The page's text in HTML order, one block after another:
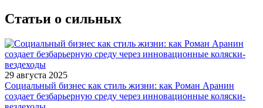
Статьи о сильных
29 августа 2025
Социальный бизнес как стиль жизни: как Роман Аранин
создает безбарьерную среду через инновационные коляски-